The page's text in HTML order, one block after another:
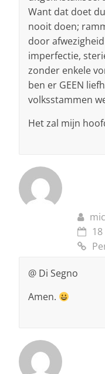
Want dat doet
nooit doen;
door
imperfectie,
zonder enkele
ben er GEEN
volksstammen
Het zal mijn
@ Di Segno
Amen.